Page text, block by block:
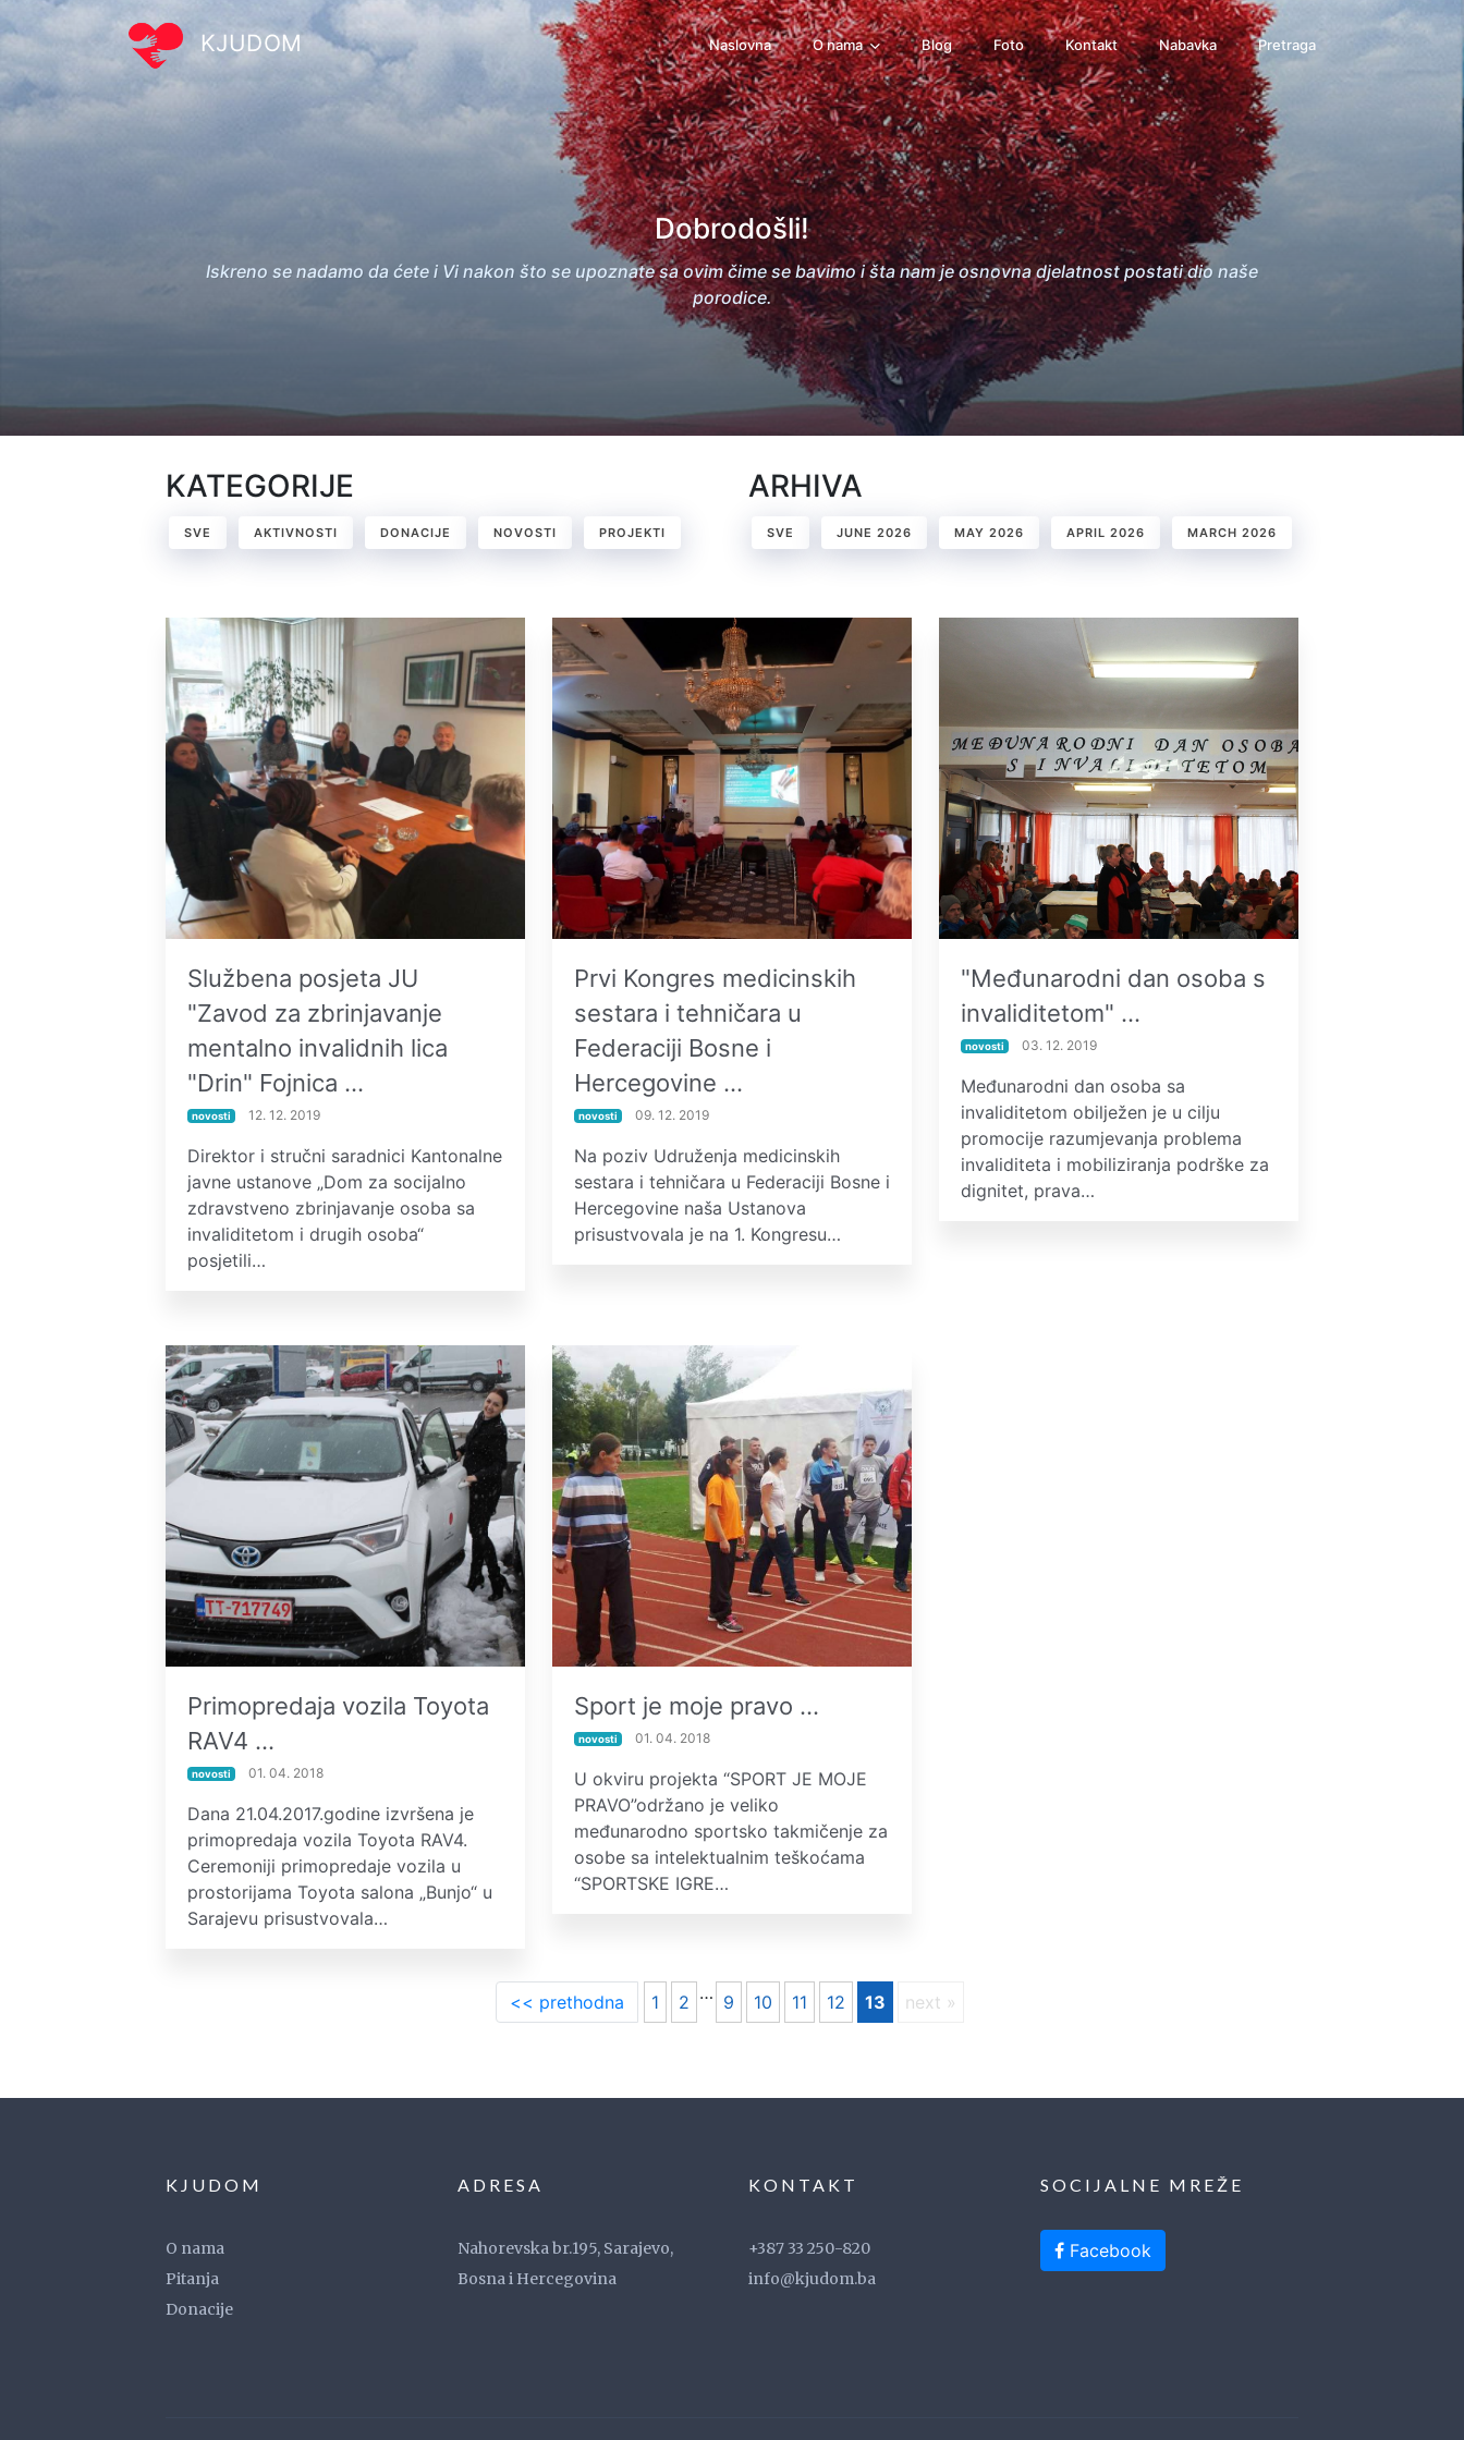
KJUDOM Naslovna O nama Blog Foto Kontakt Nabavka Pretraga
Dobrodošli!
Iskreno se nadamo da ćete i Vi nakon što se upoznate sa ovim čime se bavimo i šta nam je osnovna djelatnost postati dio naše
porodice.
KATEGORIJE
SVE AKTIVNOSTI DONACIJE NOVOSTI PROJEKTI
ARHIVA
SVE JUNE 2026 MAY 2026 APRIL 2026 MARCH 2026
Službena posjeta JU
"Zavod za zbrinjavanje
mentalno invalidnih lica
"Drin" Fojnica …
novosti 12. 12. 2019
Direktor i stručni saradnici Kantonalne
javne ustanove „Dom za socijalno
zdravstveno zbrinjavanje osoba sa
invaliditetom i drugih osoba“
posjetili…
Prvi Kongres medicinskih
sestara i tehničara u
Federaciji Bosne i
Hercegovine …
novosti 09. 12. 2019
Na poziv Udruženja medicinskih
sestara i tehničara u Federaciji Bosne i
Hercegovine naša Ustanova
prisustvovala je na 1. Kongresu…
"Međunarodni dan osoba s
invaliditetom" …
novosti 03. 12. 2019
Međunarodni dan osoba sa
invaliditetom obilježen je u cilju
promocije razumjevanja problema
invaliditeta i mobiliziranja podrške za
dignitet, prava…
Primopredaja vozila Toyota
RAV4 …
novosti 01. 04. 2018
Dana 21.04.2017.godine izvršena je
primopredaja vozila Toyota RAV4.
Ceremoniji primopredaje vozila u
prostorijama Toyota salona „Bunjo“ u
Sarajevu prisustvovala…
Sport je moje pravo …
novosti 01. 04. 2018
U okviru projekta “SPORT JE MOJE
PRAVO”održano je veliko
međunarodno sportsko takmičenje za
osobe sa intelektualnim teškoćama
“SPORTSKE IGRE…
<< prethodna 1 2 … 9 10 11 12 13 next »
KJUDOM
O nama
Pitanja
Donacije
ADRESA
Nahorevska br.195, Sarajevo,
Bosna i Hercegovina
KONTAKT
+387 33 250-820
info@kjudom.ba
SOCIJALNE MREŽE
Facebook